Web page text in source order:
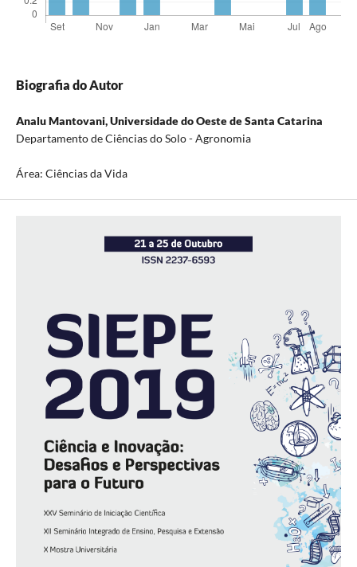
Biografia do Autor
Analu Mantovani,Universidade do Oeste de Santa Catarina
Departamento de Ciências do Solo - Agronomia
Área: Ciências da Vida